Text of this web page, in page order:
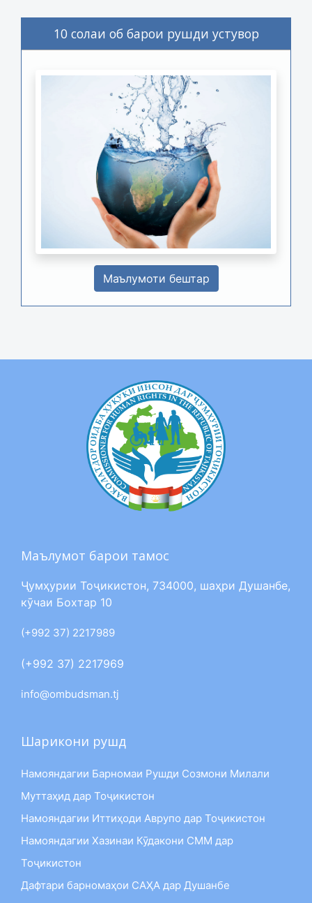
10 солаи об барои рушди устувор
Маълумоти бештар
Маълумот барои тамос
Ҷумҳурии Тоҷикистон, 734000, шаҳри Душанбе,
кӯчаи Бохтар 10
(+992 37) 2217989
(+992 37) 2217969
info@ombudsman.tj
Шарикони рушд
Намояндагии Барномаи Рушди Созмони Милали
Муттаҳид дар Тоҷикистон
Намояндагии Иттиҳоди Аврупо дар Тоҷикистон
Намояндагии Хазинаи Кӯдакони СММ дар
Тоҷикистон
Дафтари барномаҳои САҲА дар Душанбе